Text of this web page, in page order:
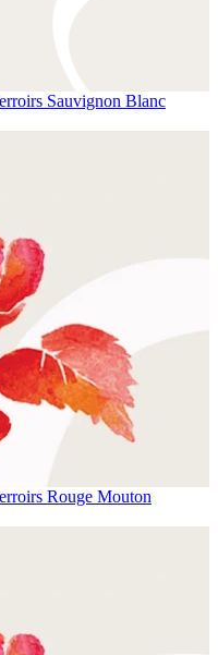
Sauvignon Blanc
Rouge Mouton